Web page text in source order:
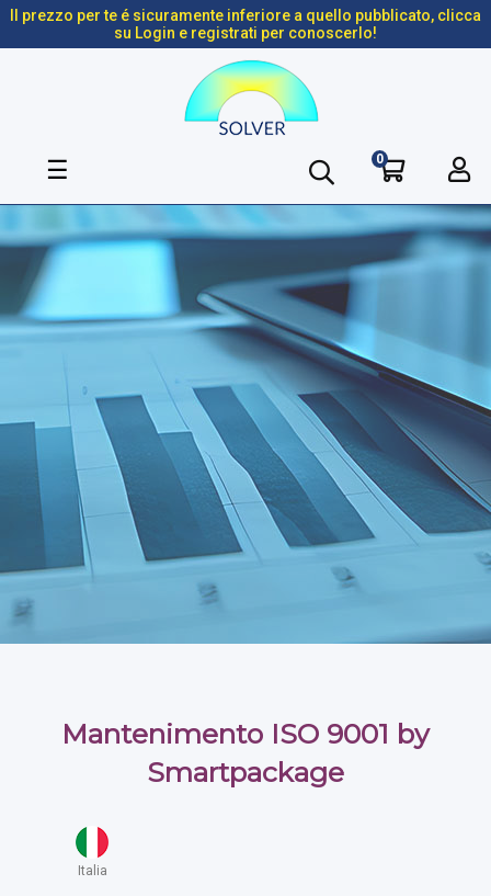
Il prezzo per te é sicuramente inferiore a quello pubblicato, clicca
su Login e registrati per conoscerlo!
navigazione
☰ 0
Mantenimento ISO 9001 by
Smartpackage
Italia